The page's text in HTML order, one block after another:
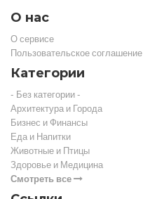
О нас
О сервисе
Пользовательское соглашение
Категории
- Без категории -
Архитектура и Города
Бизнес и Финансы
Еда и Напитки
Животные и Птицы
Здоровье и Медицина
Смотреть все